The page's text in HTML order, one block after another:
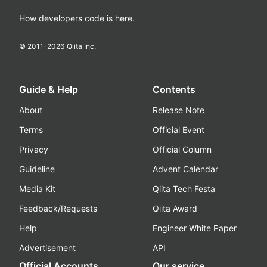
How developers code is here.
© 2011-2026 Qiita Inc.
Guide & Help
About
Terms
Privacy
Guideline
Media Kit
Feedback/Requests
Help
Advertisement
Contents
Release Note
Official Event
Official Column
Advent Calendar
Qiita Tech Festa
Qiita Award
Engineer White Paper
API